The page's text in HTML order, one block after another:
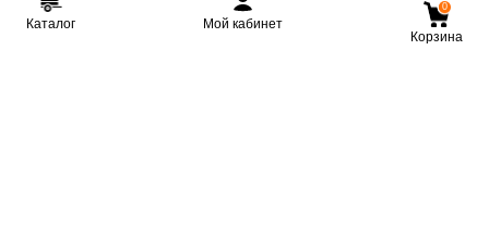
Каталог Мой кабинет
0
Корзина